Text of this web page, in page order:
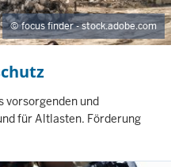
focus finder - stock.adobe.com
vorsorgenden und
für Altlasten. Förderung